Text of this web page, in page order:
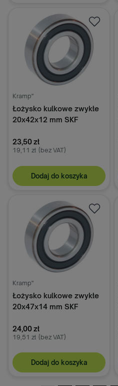
Kramp"
Łożysko kulkowe zwykłe
20x42x12 mm SKF
23,50 zł
19,11 zł (bez VAT)
Dodaj do koszyka
Kramp"
Łożysko kulkowe zwykłe
20x47x14 mm SKF
24,00 zł
19,51 zł (bez VAT)
Dodaj do koszyka